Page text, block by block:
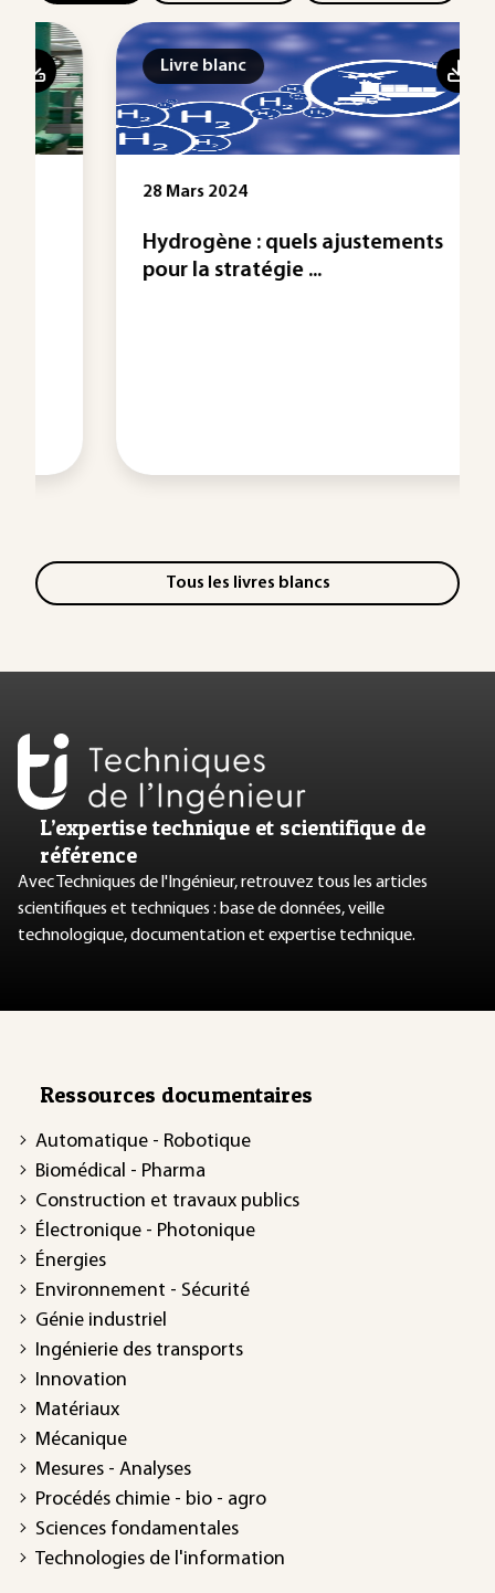
Livre blanc
28 Mars 2024
Hydrogène : quels ajustements
pour la stratégie ...
Tous les livres blancs
L’expertise technique et scientifique de
référence
Avec Techniques de l'Ingénieur, retrouvez tous les articles
scientifiques et techniques : base de données, veille
technologique, documentation et expertise technique.
Ressources documentaires
Automatique - Robotique
Biomédical - Pharma
Construction et travaux publics
Électronique - Photonique
Énergies
Environnement - Sécurité
Génie industriel
Ingénierie des transports
Innovation
Matériaux
Mécanique
Mesures - Analyses
Procédés chimie - bio - agro
Sciences fondamentales
Technologies de l'information